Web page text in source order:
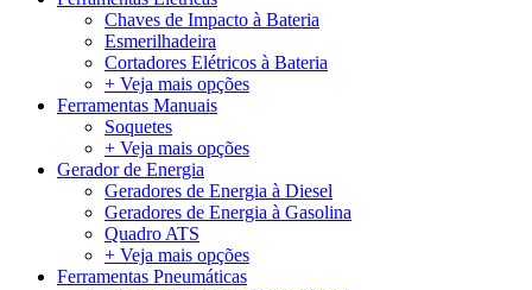
Chaves de Impacto à Bateria
Esmerilhadeira
Cortadores Elétricos à Bateria
+ Veja mais opções
Ferramentas Manuais
Soquetes
+ Veja mais opções
Gerador de Energia
Geradores de Energia à Diesel
Geradores de Energia à Gasolina
Quadro ATS
+ Veja mais opções
Ferramentas Pneumáticas